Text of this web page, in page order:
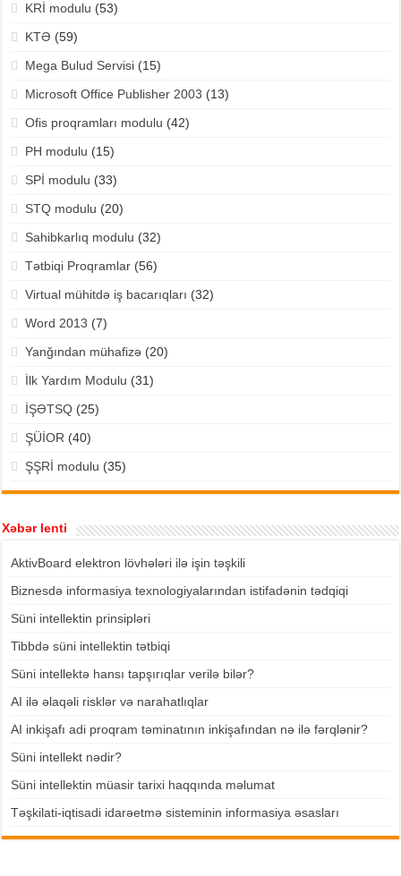
KRİ modulu (53)
KTƏ (59)
Mega Bulud Servisi(15)
Microsoft Office Publisher 2003 (13)
Ofis proqramları modulu (42)
PH modulu (15)
SPİ modulu (33)
STQ modulu (20)
Sahibkarlıq modulu (32)
Tətbiqi Proqramlar(56)
Virtual mühitdə iş bacarıqları (32)
Word 2013 (7)
Yanğından mühafizə(20)
İlk Yardım Modulu (31)
İŞƏTSQ(25)
ŞÜİOR(40)
ŞŞRİ modulu (35)
Xəbər lenti
AktivBoard elektron lövhələri ilə işin təşkili
Biznesdə informasiya texnologiyalarından istifadənin tədqiqi
Süni intellektin prinsipləri
Tibbdə süni intellektin tətbiqi
Süni intellektə hansı tapşırıqlar verilə bilər?
AI ilə əlaqəli risklər və narahatlıqlar
AI inkişafı adi proqram təminatının inkişafından nə ilə fərqlənir?
Süni intellekt nədir?
Süni intellektin müasir tarixi haqqında məlumat
Təşkilati-iqtisadi idarəetmə sisteminin informasiya əsasları